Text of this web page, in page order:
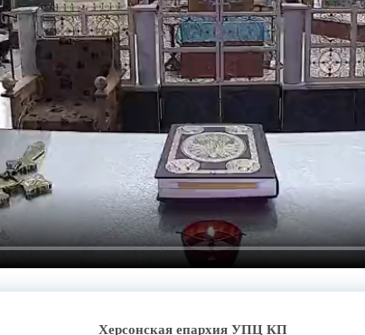
Херсонская епархия УПЦ КП